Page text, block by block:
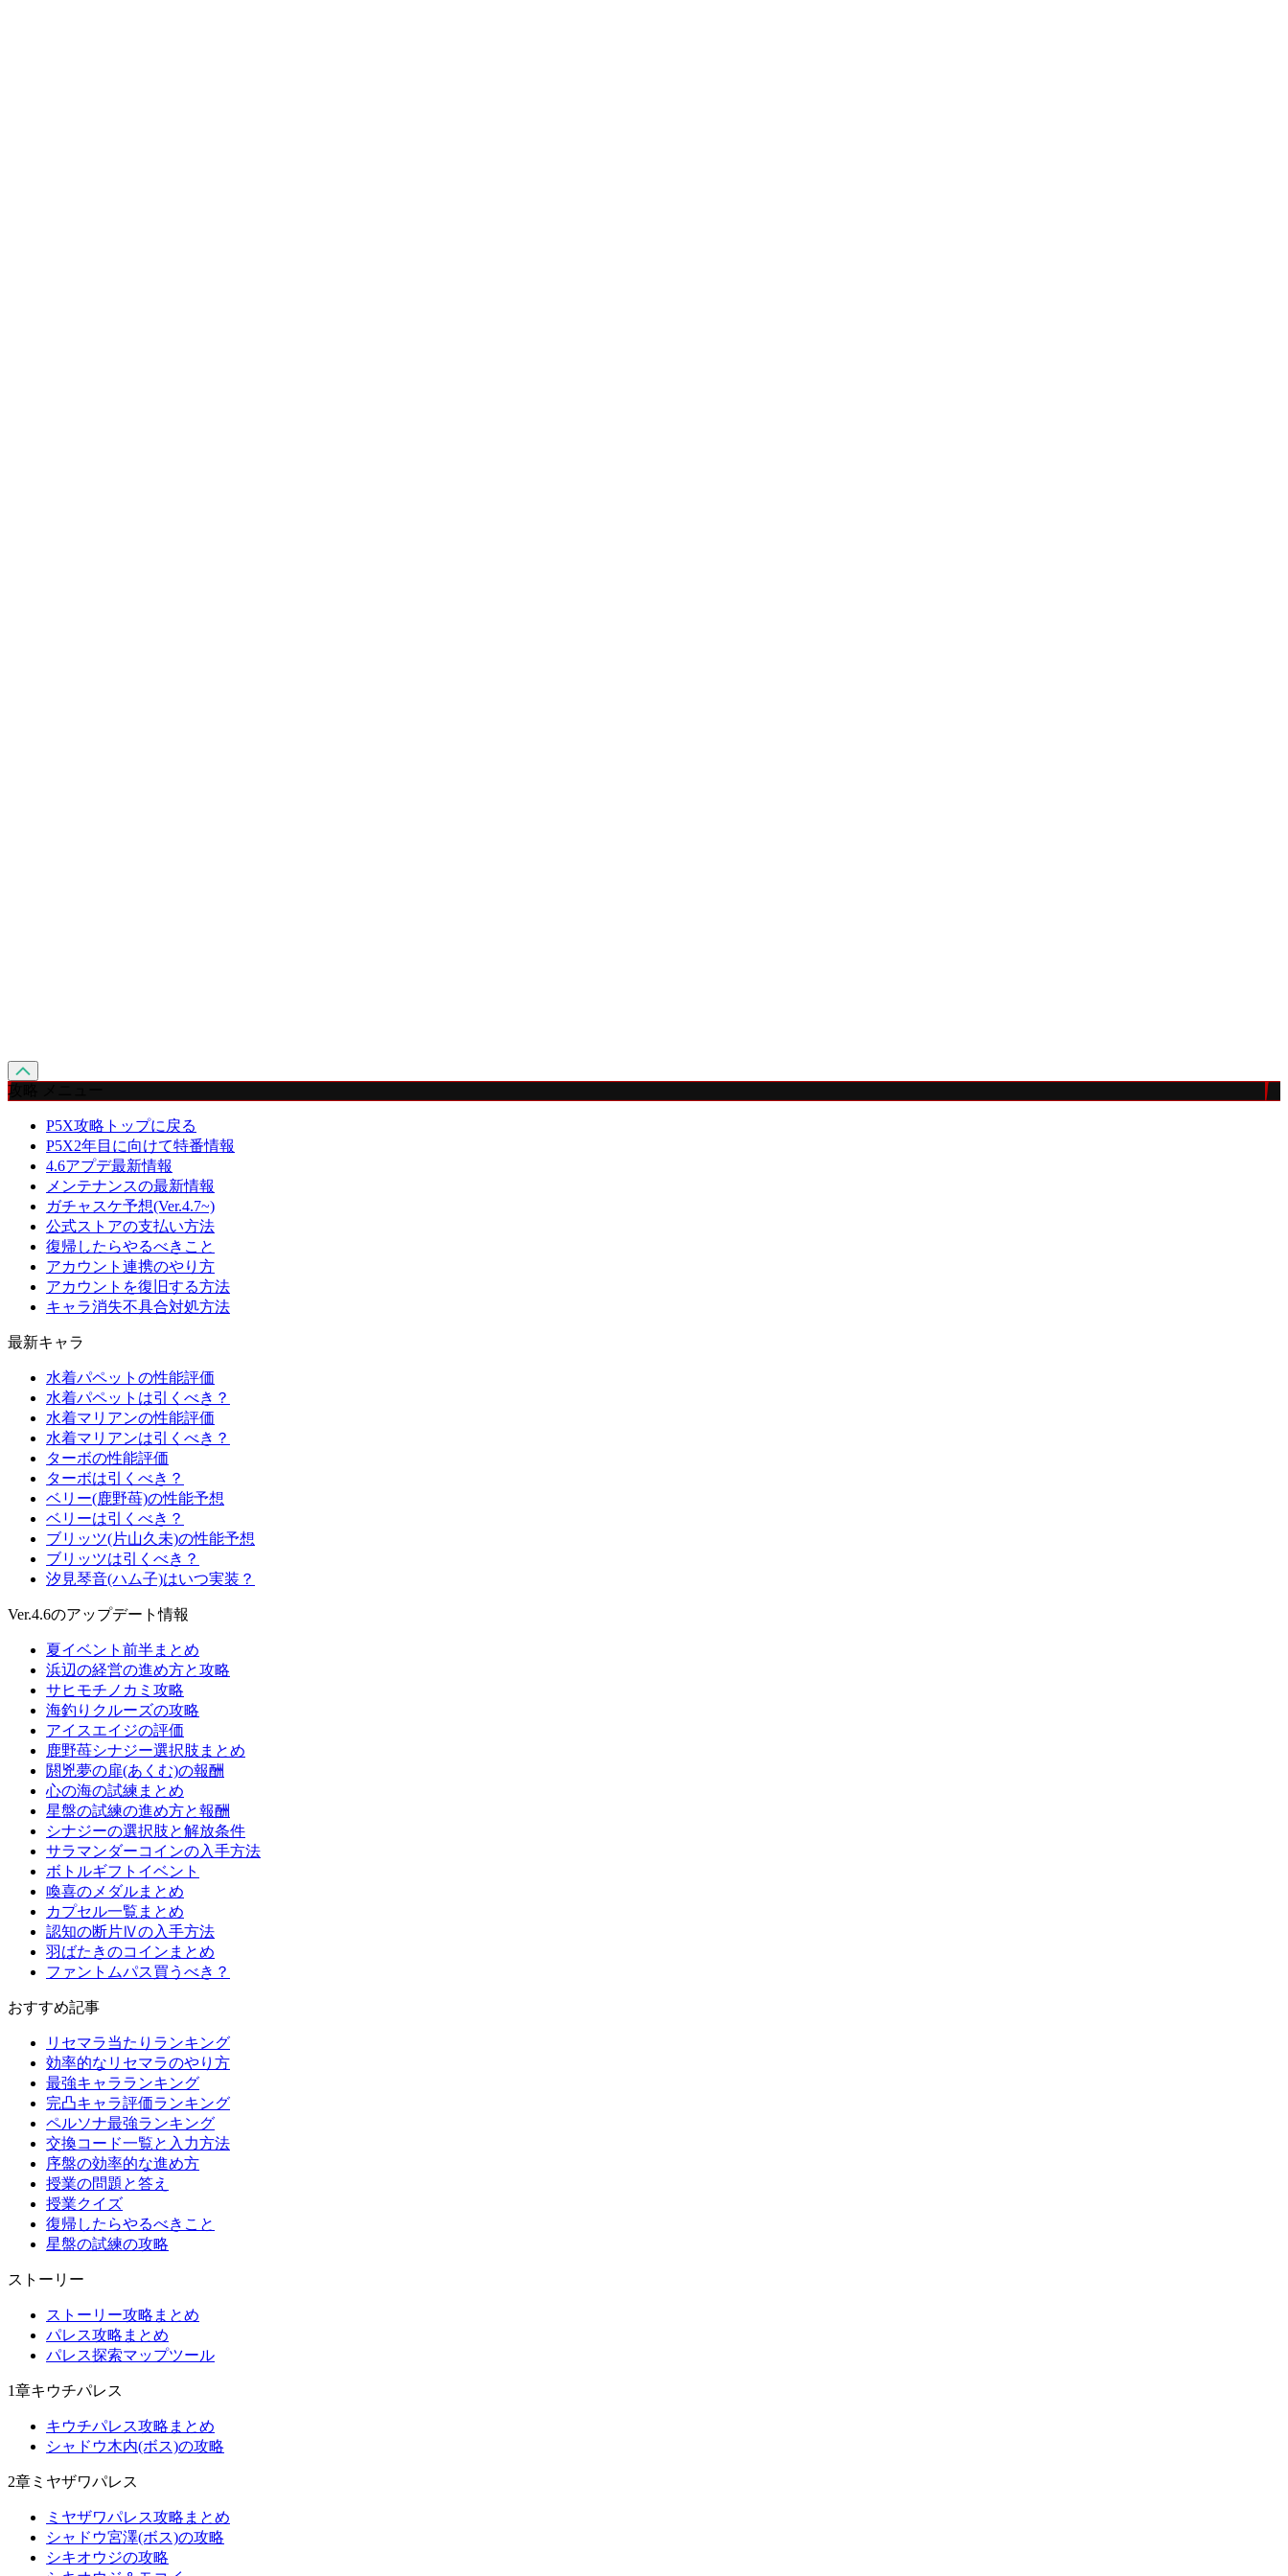
攻略 メニュー
P5X攻略トップに戻る
P5X2年目に向けて特番情報
4.6アプデ最新情報
メンテナンスの最新情報
ガチャスケ予想(Ver.4.7~)
公式ストアの支払い方法
復帰したらやるべきこと
アカウント連携のやり方
アカウントを復旧する方法
キャラ消失不具合対処方法
最新キャラ
水着パペットの性能評価
水着パペットは引くべき？
水着マリアンの性能評価
水着マリアンは引くべき？
ターボの性能評価
ターボは引くべき？
ベリー(鹿野苺)の性能予想
ベリーは引くべき？
ブリッツ(片山久未)の性能予想
ブリッツは引くべき？
汐見琴音(ハム子)はいつ実装？
Ver.4.6のアップデート情報
夏イベント前半まとめ
浜辺の経営の進め方と攻略
サヒモチノカミ攻略
海釣りクルーズの攻略
アイスエイジの評価
鹿野苺シナジー選択肢まとめ
閼兇夢の扉(あくむ)の報酬
心の海の試練まとめ
星盤の試練の進め方と報酬
シナジーの選択肢と解放条件
サラマンダーコインの入手方法
ボトルギフトイベント
喚喜のメダルまとめ
カプセル一覧まとめ
認知の断片Ⅳの入手方法
羽ばたきのコインまとめ
ファントムパス買うべき？
おすすめ記事
リセマラ当たりランキング
効率的なリセマラのやり方
最強キャラランキング
完凸キャラ評価ランキング
ペルソナ最強ランキング
交換コード一覧と入力方法
序盤の効率的な進め方
授業の問題と答え
授業クイズ
復帰したらやるべきこと
星盤の試練の攻略
ストーリー
ストーリー攻略まとめ
パレス攻略まとめ
パレス探索マップツール
1章キウチパレス
キウチパレス攻略まとめ
シャドウ木内(ボス)の攻略
2章ミヤザワパレス
ミヤザワパレス攻略まとめ
シャドウ宮澤(ボス)の攻略
シキオウジの攻略